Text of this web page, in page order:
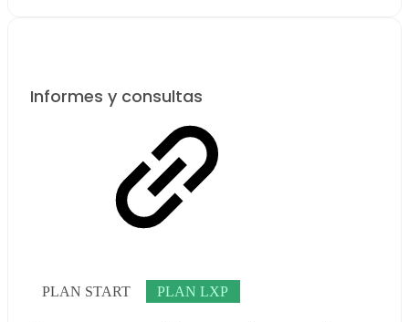
Informes y consultas
PLAN START PLAN LXP